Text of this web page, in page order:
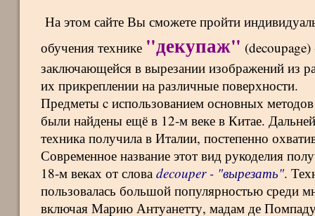
На этом сайте Вы сможете пройти
обучения технике "декупаж"
заключающейся в вырезании изображений из
их прикреплении на различные поверхности.
Предметы c использованием основных
были найдены ещё в 12-м веке в Китае.
техника получила в Италии, постепенно
Современное название этот вид рукоделия
18-м веках от слова decouper - "вырезать".
пользовалась большой популярностью среди
включая Марию Антуанетту, мадам де